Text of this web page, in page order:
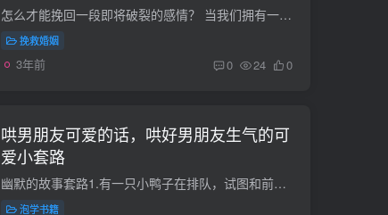
怎么才能挽回一段即将破裂的感情？ 当我们拥有一段感情的时候千万不要轻易说放弃,因为失去后的滋味真的很难受,况且只有你真的为了挽回感情付出很多努力了,才可以无憾的说爱过,不是吗？ 你先反思...
挽救婚姻
3年前 0 24 0
哄男朋友可爱的话，哄好男朋友生气的可
爱小套路
幽默的故事套路1.有一只小鸭子在排队，试图和前面的小鸭子排成一行，但是没有什么是对的，所以它大声告诉前面的小鸭子：“,对不齐,呀，对不齐，你听到了吗？对不起。”2.我告诉你：“气球太饱会...
泡学书籍